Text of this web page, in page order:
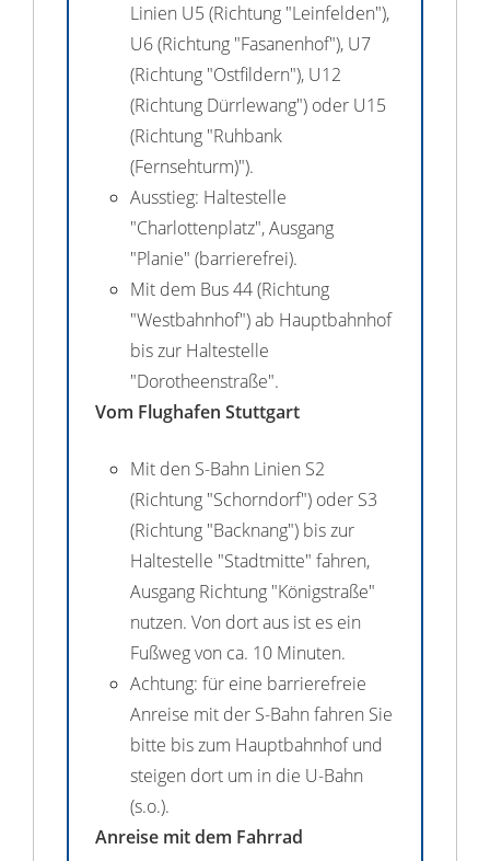
Linien U5 (Richtung "Leinfelden"),
U6 (Richtung "Fasanenhof"), U7
(Richtung "Ostfildern"), U12
(Richtung Dürrlewang") oder U15
(Richtung "Ruhbank
(Fernsehturm)").
Ausstieg: Haltestelle
"Charlottenplatz", Ausgang
"Planie" (barrierefrei).
Mit dem Bus 44 (Richtung
"Westbahnhof") ab Hauptbahnhof
bis zur Haltestelle
"Dorotheenstraße".
Vom Flughafen Stuttgart
Mit den S-Bahn Linien S2
(Richtung "Schorndorf") oder S3
(Richtung "Backnang") bis zur
Haltestelle "Stadtmitte" fahren,
Ausgang Richtung "Königstraße"
nutzen. Von dort aus ist es ein
Fußweg von ca. 10 Minuten.
Achtung: für eine barrierefreie
Anreise mit der S-Bahn fahren Sie
bitte bis zum Hauptbahnhof und
steigen dort um in die U-Bahn
(s.o.).
Anreise mit dem Fahrrad